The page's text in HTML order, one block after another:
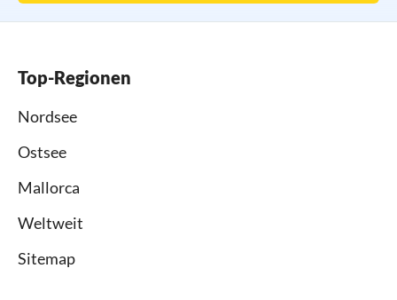
Top-Regionen
Nordsee
Ostsee
Mallorca
Weltweit
Sitemap